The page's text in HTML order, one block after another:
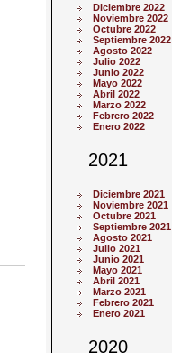
Diciembre 2022
Noviembre 2022
Octubre 2022
Septiembre 2022
Agosto 2022
Julio 2022
Junio 2022
Mayo 2022
Abril 2022
Marzo 2022
Febrero 2022
Enero 2022
2021
Diciembre 2021
Noviembre 2021
Octubre 2021
Septiembre 2021
Agosto 2021
Julio 2021
Junio 2021
Mayo 2021
Abril 2021
Marzo 2021
Febrero 2021
Enero 2021
2020